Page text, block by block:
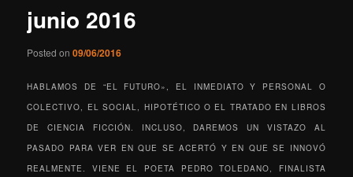
junio 2016
Posted on09/06/2016
HABLAMOS DE “EL FUTURO», EL INMEDIATO Y PERSONAL O
COLECTIVO, EL SOCIAL, HIPOTÉTICO O EL TRATADO EN LIBROS
DE CIENCIA FICCIÓN. INCLUSO, DAREMOS UN VISTAZO AL
PASADO PARA VER EN QUE SE ACERTÓ Y EN QUE SE INNOVÓ
REALMENTE. VIENE EL POETA PEDRO TOLEDANO, FINALISTA